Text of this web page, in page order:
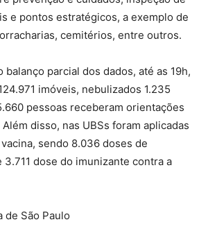
e pontos estratégicos, a exemplo de
cemitérios, entre outros.
balanço parcial dos dados, até as 19h,
imóveis, nebulizados 1.235
pessoas receberam orientações
disso, nas UBSs foram aplicadas
sendo 8.036 doses de
3.711 dose do imunizante contra a
de São Paulo